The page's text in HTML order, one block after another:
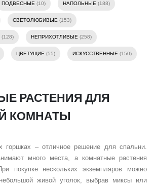
ПОДВЕСНЫЕ(10) НАПОЛЬНЫЕ(188)
СВЕТОЛЮБИВЫЕ(153)
(128) НЕПРИХОТЛИВЫЕ(258)
ЦВЕТУЩИЕ(55) ИСКУССТВЕННЫЕ(150)
РАСТЕНИЯ ДЛЯ
КОМНАТЫ
горшках – отличное решение для спальни.
много места, а комнатные растения
покупке нескольких экземпляров можно
живой уголок, выбрав миксы или